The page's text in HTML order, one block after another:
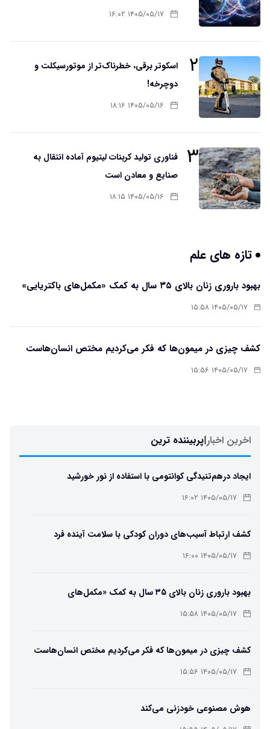
۱۴۰۵/۰۵/۱۷ ۱۶:۰۲
۲
اسکوتر برقی، خطرناک‌تر از موتورسیکلت و
دوچرخه!
۱۴۰۵/۰۵/۱۶ ۱۸:۱۶
۳
فناوری تولید کربنات لیتیوم آماده انتقال به
صنایع و معادن است
۱۴۰۵/۰۵/۱۶ ۱۸:۱۵
تازه های علم
بهبود باروری زنان بالای ۳۵ سال به کمک «مکمل‌های باکتریایی»
۱۴۰۵/۰۵/۱۷ ۱۵:۵۸
کشف چیزی در میمون‌ها که فکر می‌کردیم مختص انسان‌هاست
۱۴۰۵/۰۵/۱۷ ۱۵:۵۶
اخرین اخبار|پربیننده ترین
ایجاد درهم‌تنیدگی کوانتومی با استفاده از نور خورشید
۱۴۰۵/۰۵/۱۷ ۱۶:۰۲
کشف ارتباط آسیب‌های دوران کودکی با سلامت آینده فرد
۱۴۰۵/۰۵/۱۷ ۱۶:۰۰
بهبود باروری زنان بالای ۳۵ سال به کمک «مکمل‌های
باکتریایی»
۱۴۰۵/۰۵/۱۷ ۱۵:۵۸
کشف چیزی در میمون‌ها که فکر می‌کردیم مختص انسان‌هاست
۱۴۰۵/۰۵/۱۷ ۱۵:۵۶
هوش مصنوعی خودزنی می‌کند